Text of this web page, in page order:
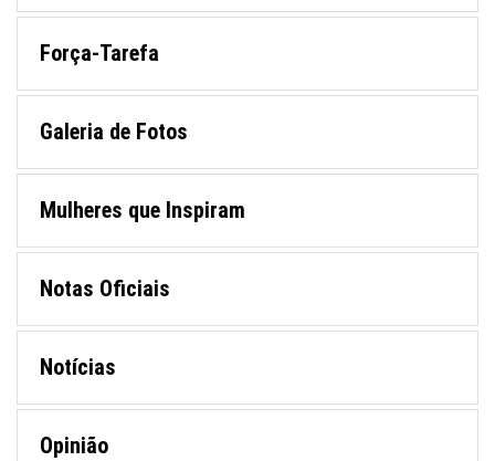
Força-Tarefa
Galeria de Fotos
Mulheres que Inspiram
Notas Oficiais
Notícias
Opinião